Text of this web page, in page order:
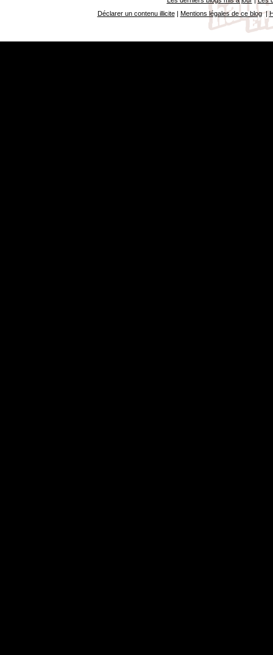
Déclarer un contenu illicite| Mentions légales de ce blog|